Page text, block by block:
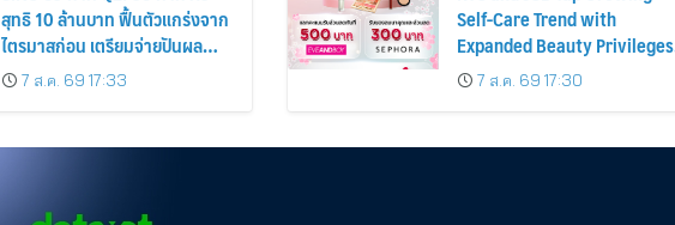
สุทธิ 10 ล้านบาท ฟื้นตัวแกร่งจาก
ไตรมาสก่อน เตรียมจ่ายปันผล
ระหว่างกาล 0.014423 บาทต่อหุ้น
ครึ่งปีหลังมุ่งเติบโตต่อเนื่อง
7 ส.ค. 69 17:33
Self-Care Trend with
Expanded Beauty Privileges
Number of KTC JCB
Cardmembers Spending on
7 ส.ค. 69 17:30